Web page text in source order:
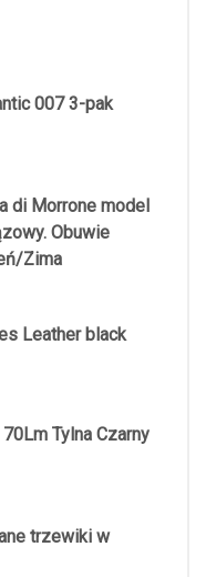
007 3-pak
di Morrone model
Obuwie
Zima
Leather black
Tylna Czarny
trzewiki w